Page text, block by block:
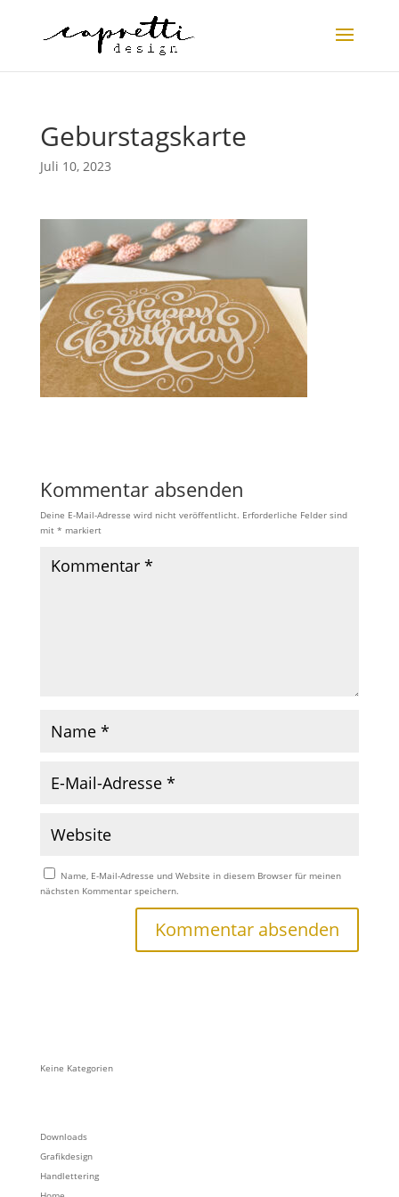
Geburstagskarte
Juli 10, 2023
Kommentar absenden
Deine E-Mail-Adresse wird nicht veröffentlicht. Erforderliche Felder sind
mit * markiert
Name, E-Mail-Adresse und Website in diesem Browser für meinen
nächsten Kommentar speichern.
Keine Kategorien
Downloads
Grafikdesign
Handlettering